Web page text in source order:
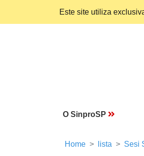
Este site utiliza
O SinproSP
Home lista Sesi